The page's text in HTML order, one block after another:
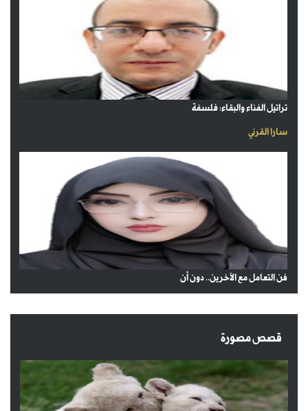
تراتيل الفناء والبقاء: فلسفة
سارا القرني
فن التعامل مع الآخرين.. دون أن
قصص مصورة